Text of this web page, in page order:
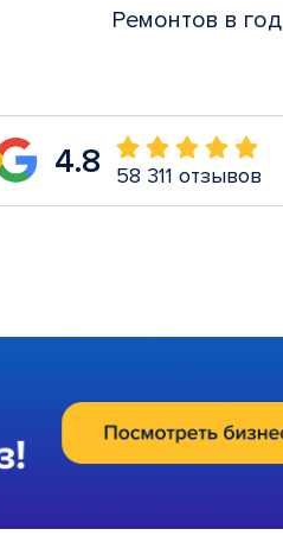
Ремонтов в год
4.8 58 311 отзывов